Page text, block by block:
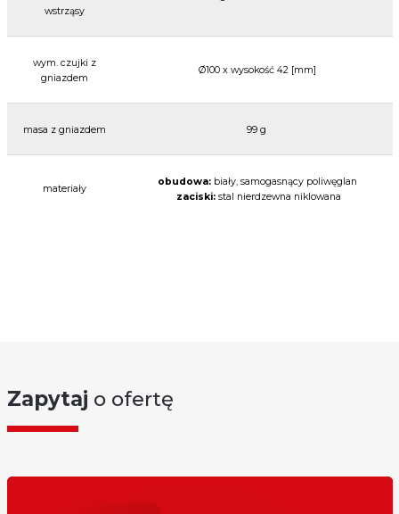
wstrząsy
wym. czujki z
gniazdem
Ø100 x wysokość 42 [mm]
masa z gniazdem 99 g
materiały
obudowa: biały, samogasnący poliwęglan
zaciski: stal nierdzewna niklowana
Zapytaj o ofertę